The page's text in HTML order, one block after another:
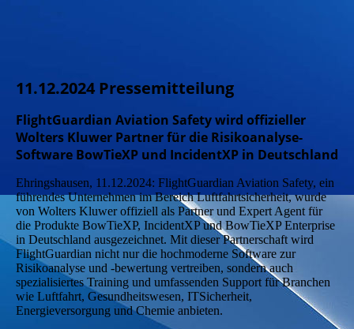
11.12.2024 Pressemitteilung
FlightGuardian Aviation Safety wird offizieller
Wolters Kluwer Partner für die Risikoanalyse-
Software BowTieXP und IncidentXP in Deutschland
Ehringshausen, 11.12.2024: FlightGuardian Aviation Safety, ein
führendes Unternehmen im Bereich Luftfahrtsicherheit, wurde
von Wolters Kluwer offiziell als Partner und Expert Agent für
die Produkte BowTieXP, IncidentXP und BowTieXP Enterprise
in Deutschland ausgezeichnet. Mit dieser Partnerschaft wird
FlightGuardian nicht nur die hochmoderne Software zur
Risikoanalyse und -bewertung vertreiben, sondern auch
spezialisiertes Training und umfassenden Support für Branchen
wie Luftfahrt, Gesundheitswesen, ITSicherheit,
Energieversorgung und Chemie anbieten.